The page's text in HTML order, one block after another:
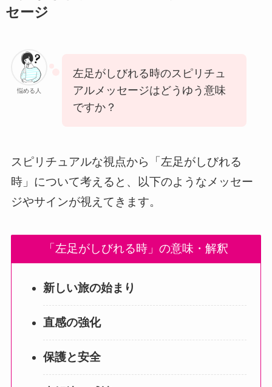
セージ
悩める人
左足がしびれる時のスピリチュ
アルメッセージはどうゆう意味
ですか？
スピリチュアルな視点から「左足がしびれる
時」について考えると、以下のようなメッセー
ジやサインが視えてきます。
「左足がしびれる時」の意味・解釈
新しい旅の始まり
直感の強化
保護と安全